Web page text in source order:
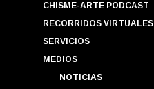
CHISME-ARTE PODCAST
RECORRIDOS VIRTUALES
SERVICIOS
MEDIOS
NOTICIAS